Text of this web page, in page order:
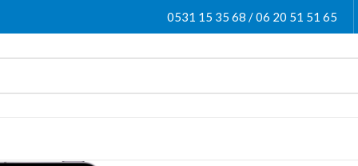
0531 15 35 68 / 06 20 51 51 65